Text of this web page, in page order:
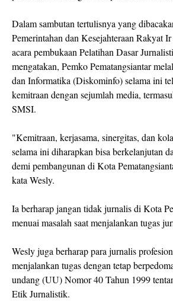
Dalam sambutan tertulisnya yang
Pemerintahan dan Kesejahteraan Rakyat
acara pembukaan Pelatihan Dasar
mengatakan, Pemko Pematangsiantar
dan Informatika (Diskominfo) selama ini
kemitraan dengan sejumlah media,
SMSI.
"Kemitraan, kerjasama, sinergitas, dan
selama ini diharapkan bisa berkelanjutan
demi pembangunan di Kota
kata Wesly.
Ia berharap jangan tidak jurnalis di Kota
menuai masalah saat menjalankan tugas
Wesly juga berharap para jurnalis
menjalankan tugas dengan tetap
undang (UU) Nomor 40 Tahun 1999
Etik Jurnalistik.